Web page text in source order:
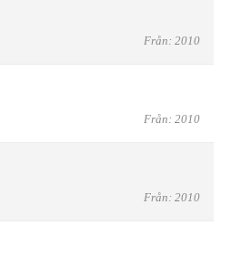
Från: 2010
Från: 2010
Från: 2010